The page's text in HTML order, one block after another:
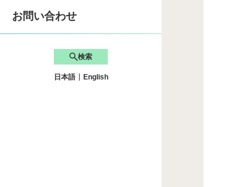
お問い合わせ
検索
日本語 English